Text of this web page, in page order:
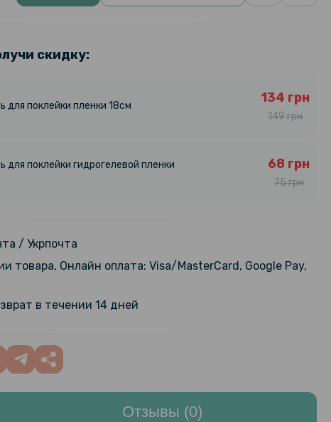
скидку:
для поклейки пленки 18см
134 грн
149 грн
для поклейки гидрогелевой пленки
68 грн
75 грн
/ Укрпочта
товара, Онлайн оплата: Visa/MasterCard, Google Pay,
в течении 14 дней
Отзывы (0)